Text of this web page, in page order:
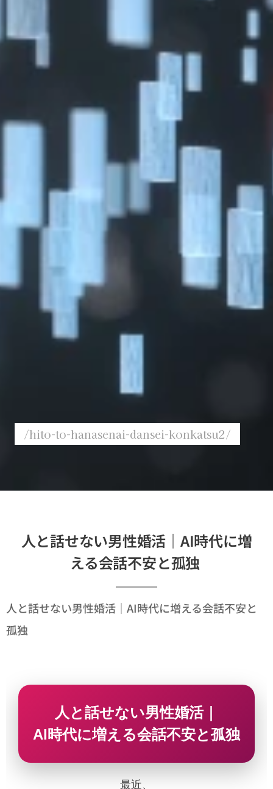
/hito-to-hanasenai-dansei-konkatsu2/
人と話せない男性婚活｜AI時代に増
える会話不安と孤独
人と話せない男性婚活｜AI時代に増える会話不安と
孤独
人と話せない男性婚活｜
AI時代に増える会話不安と孤独
最近、